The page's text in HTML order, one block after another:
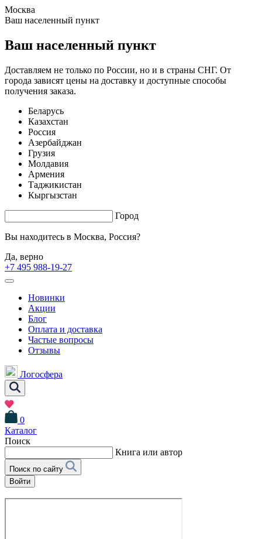
Москва
Ваш населенный пункт
Ваш населенный пункт
Доставляем не только по России, но и в страны СНГ. От
города зависят цены на доставку и доступные способы
получения заказа.
Беларусь
Казахстан
Россия
Азербайджан
Грузия
Молдавия
Армения
Таджикистан
Кыргызстан
Город
Вы находитесь в Москва, Россия?
Да, верно
+7 495 988-19-27
Новинки
Акции
Блог
Оплата и доставка
Частые вопросы
Отзывы
Логосфера
0
Каталог
Поиск
Книга или автор
Поиск по сайту
Войти